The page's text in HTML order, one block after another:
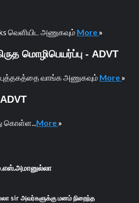
வெளியிட அணுகவும் More »
மொழிபெயர்ப்பு - ADVT
புத்தகத்தை வாங்க அணுகவும் More »
கொள்ள... More »
sir அவர்களுக்கு மனம் நிறைந்த